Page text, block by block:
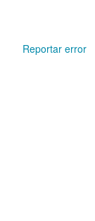
Reportar error